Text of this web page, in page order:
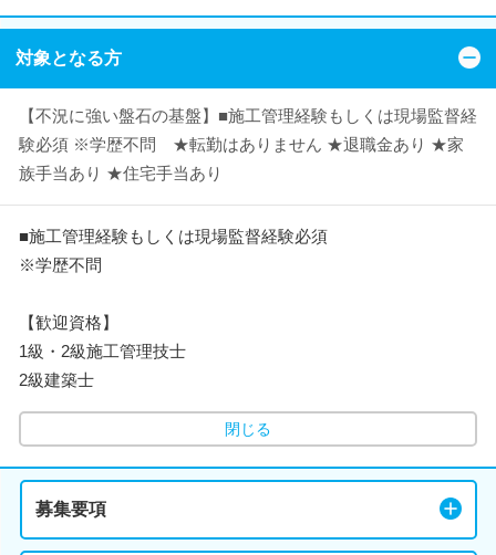
対象となる方
【不況に強い盤石の基盤】■施工管理経験もしくは現場監督経
験必須 ※学歴不問 ★転勤はありません ★退職金あり ★家
族手当あり ★住宅手当あり
■施工管理経験もしくは現場監督経験必須
※学歴不問
【歓迎資格】
1級・2級施工管理技士
2級建築士
閉じる
募集要項